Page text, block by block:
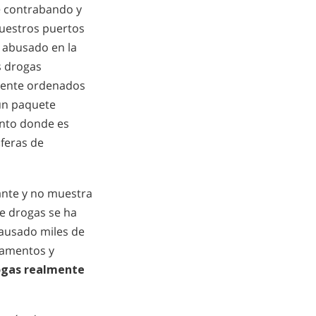
contrabando y
puertos
en la
drogas
ordenados
paquete
donde es
de
y no muestra
drogas se ha
miles de
y
realmente